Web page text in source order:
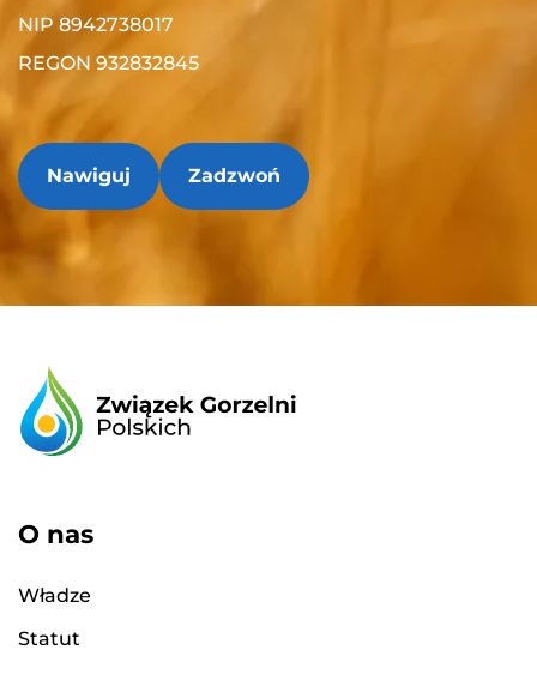
NIP 8942738017
REGON 932832845
Nawiguj Zadzwoń
O nas
Władze
Statut